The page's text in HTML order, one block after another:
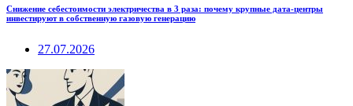
Снижение себестоимости электричества в 3 раза: почему крупные дата-центры
инвестируют в собственную газовую генерацию
27.07.2026